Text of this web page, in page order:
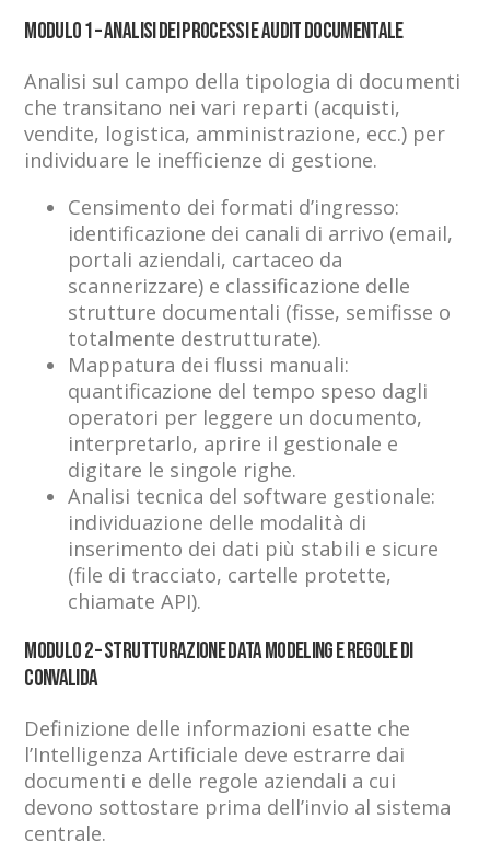
Modulo 1 – Analisi dei Processi e Audit Documentale
Analisi sul campo della tipologia di documenti
che transitano nei vari reparti (acquisti,
vendite, logistica, amministrazione, ecc.) per
individuare le inefficienze di gestione.
Censimento dei formati d’ingresso:
identificazione dei canali di arrivo (email,
portali aziendali, cartaceo da
scannerizzare) e classificazione delle
strutture documentali (fisse, semifisse o
totalmente destrutturate).
Mappatura dei flussi manuali:
quantificazione del tempo speso dagli
operatori per leggere un documento,
interpretarlo, aprire il gestionale e
digitare le singole righe.
Analisi tecnica del software gestionale:
individuazione delle modalità di
inserimento dei dati più stabili e sicure
(file di tracciato, cartelle protette,
chiamate API).
Modulo 2 – Strutturazione Data Modeling e Regole di
Convalida
Definizione delle informazioni esatte che
l’Intelligenza Artificiale deve estrarre dai
documenti e delle regole aziendali a cui
devono sottostare prima dell’invio al sistema
centrale.